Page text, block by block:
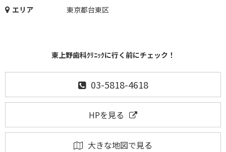
エリア 東京都台東区
東上野歯科ｸﾘﾆｯｸに行く前にチェック！
03-5818-4618
HPを見る
大きな地図で見る